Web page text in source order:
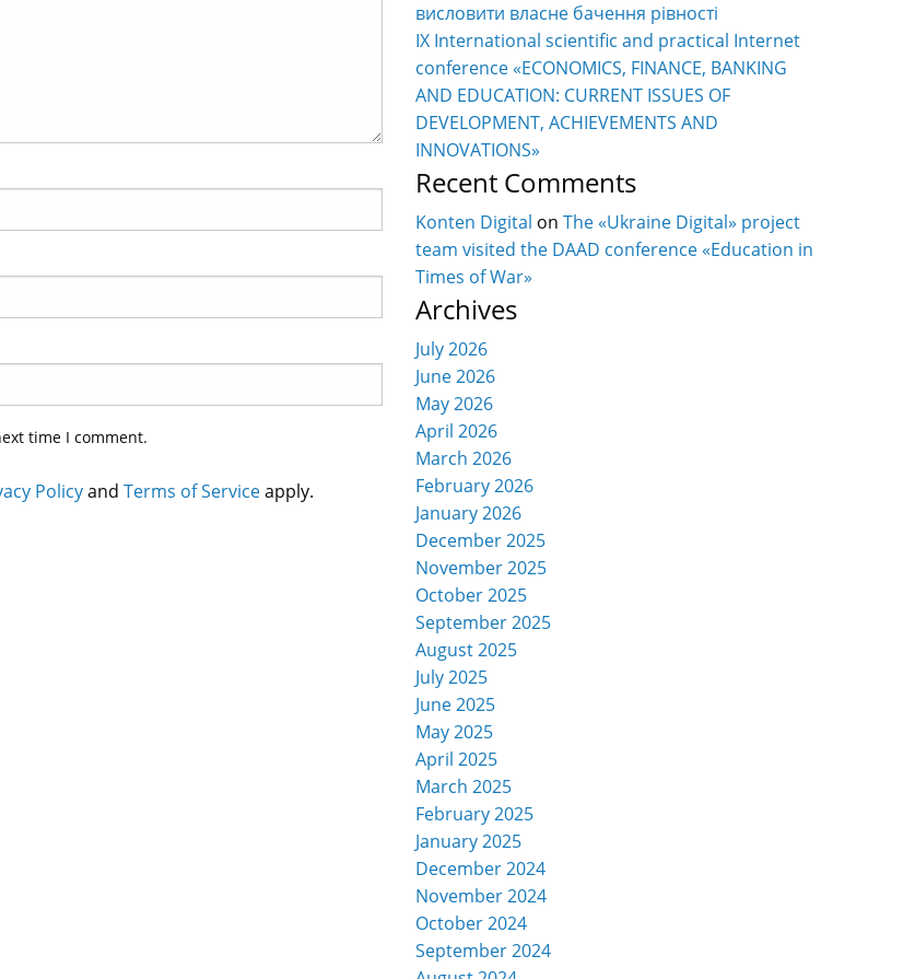
time I comment.
Policyand Terms of Serviceapply.
висловити власне бачення рівності
IX International scientific and practical Internet
conference «ECONOMICS, FINANCE, BANKING
AND EDUCATION: CURRENT ISSUES OF
DEVELOPMENT, ACHIEVEMENTS AND
INNOVATIONS»
Recent Comments
Konten Digital onThe «Ukraine Digital» project
team visited the DAAD conference «Education in
Times of War»
Archives
July 2026
June 2026
May 2026
April 2026
March 2026
February 2026
January 2026
December 2025
November 2025
October 2025
September 2025
August 2025
July 2025
June 2025
May 2025
April 2025
March 2025
February 2025
January 2025
December 2024
November 2024
October 2024
September 2024